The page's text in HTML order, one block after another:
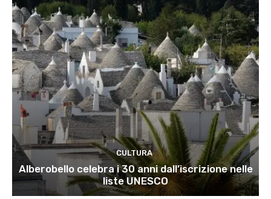
CULTURA
Alberobello celebra i 30 anni dall’iscrizione nelle
liste UNESCO